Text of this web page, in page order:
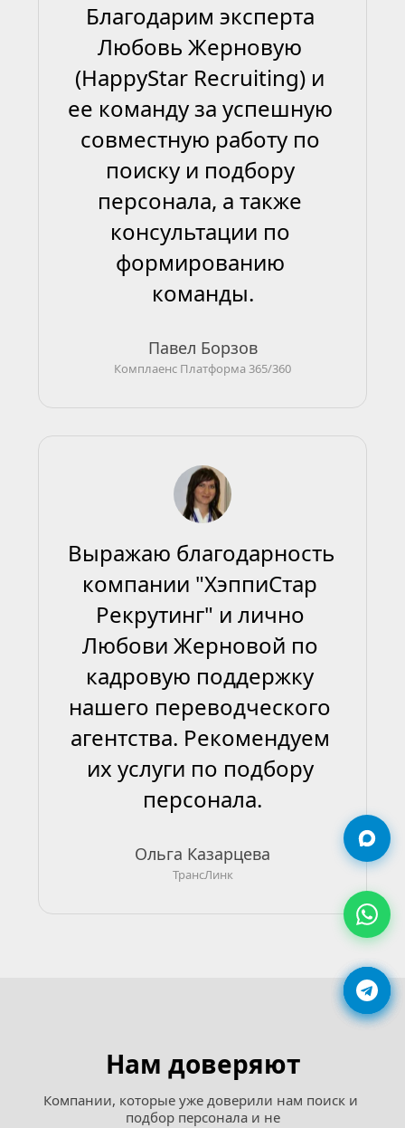
Благодарим эксперта
Любовь Жерновую
(HappyStar Recruiting) и
ее команду за успешную
совместную работу по
поиску и подбору
персонала, а также
консультации по
формированию
команды.
Павел Борзов
Комплаенс Платформа 365/360
Выражаю благодарность
компании "ХэппиСтар
Рекрутинг" и лично
Любови Жерновой по
кадровую поддержку
нашего переводческого
агентства. Рекомендуем
их услуги по подбору
персонала.
Ольга Казарцева
ТрансЛинк
Нам доверяют
Компании, которые уже доверили нам поиск и
подбор персонала и не